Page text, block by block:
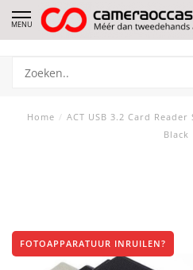
MENU
Home / ACT USB 3.2 Card Reader
Black
FOTOAPPARATUUR INRUILEN?